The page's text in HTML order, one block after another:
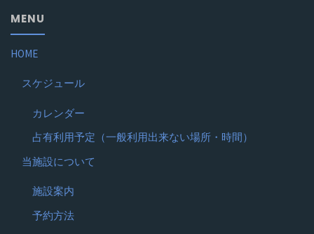
MENU
HOME
スケジュール
カレンダー
占有利用予定（一般利用出来ない場所・時間）
当施設について
施設案内
予約方法